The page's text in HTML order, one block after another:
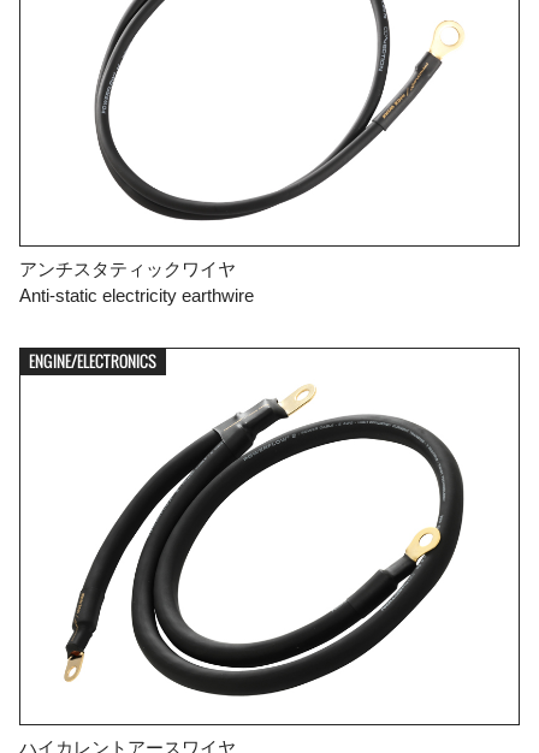
アンチスタティックワイヤ
Anti-static electricity earthwire
ENGINE/ELECTRONICS
ハイカレントアースワイヤ